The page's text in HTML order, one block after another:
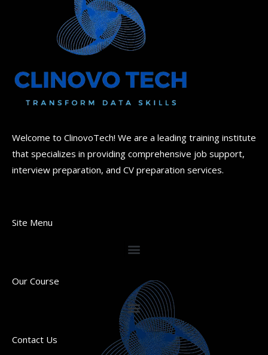
Welcome to ClinovoTech! We are a leading training institute
that specializes in providing comprehensive job support,
interview preparation, and CV preparation services.
Site Menu
Our Course
Contact Us